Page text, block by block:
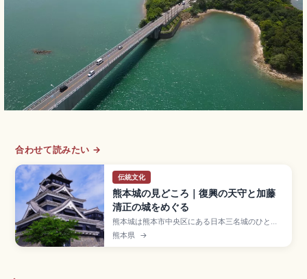
合わせて読みたい →
伝統文化
熊本城の見どころ｜復興の天守と加藤
清正の城をめぐる
熊本城は熊本市中央区にある日本三名城のひとつ
で、加藤清正が1607年に完成させた「銀杏城」の
異名を持つ国の特別史跡。「武者返し」の石垣と
熊本県 →